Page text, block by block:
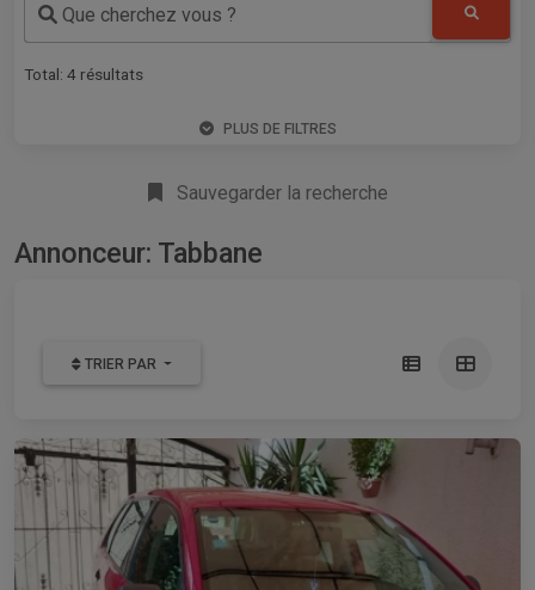
Que cherchez vous ?
Total: 4 résultats
PLUS DE FILTRES
Sauvegarder la recherche
Annonceur: Tabbane
TRIER PAR